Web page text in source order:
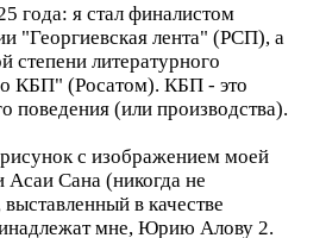
года: я стал финалистом
"Георгиевская лента" (РСП), а
степени литературного
КБП" (Росатом). КБП - это
поведения (или производства).
с изображением моей
Асаи Сана (никогда не
в качестве
мне, Юрию Алову 2.